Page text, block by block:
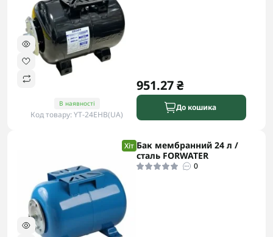
В наявності
Код товару: YT-24EHB(UA)
951.27 ₴
До кошика
Хіт Бак мембранний 24 л /
сталь FORWATER
0